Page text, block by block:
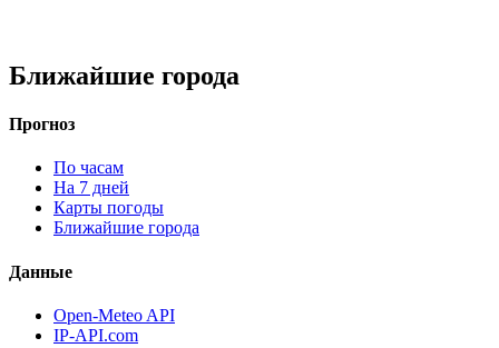
Ближайшие города
Прогноз
По часам
На 7 дней
Карты погоды
Ближайшие города
Данные
Open-Meteo API
IP-API.com